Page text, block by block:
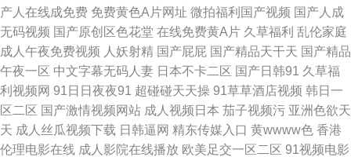
亚州国产 吃瓜爆料 天堂香蕉网 美女扣屄内射 99伊人大香 实时更新成人影片
国产精品九九热 亚洲日韩资源在线 青草视频网站 国产操海角社区 亚洲国产
制服在线观看 久久日日狠狠干 AV线大香蕉 色先锋AVAV 国产污网站免费看
在线欧美精品第1页 青青久久 蜜桃AV色欲A片精品一区 a片含羞草 微密是啥
产人在线成免费 免费黄色A片网址 微拍福利国产视频 国产人成
无码视频 国产原创区色花堂 在线免费黄A片 久草福利 乱伦家庭
成人午夜免费视频 人妖射精 国产屁屁 国产精品天干天 国产精品
午夜一区 中文字幕无码人妻 日本不卡二区 国产日韩91 久草福
利视频网 91日日夜夜91 超碰碰天天操 91草草酒店视频 韩日一
区二区 国产激情视频网站 成人视频日本 茄子视频污 亚洲色欲天
天 成人丝瓜视频下载 日韩逼网 精东传媒入口 黄wwww色 香港
伦理电影在线 成人影院在线播放 欧美足交一区二区 91视频电影